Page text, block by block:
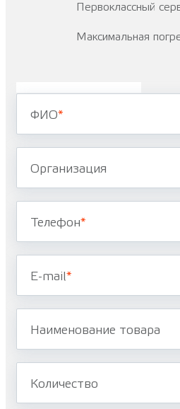
Первоклассный
Максимальная
ФИО*
Организация
Телефон*
E-mail*
Наименование товара
Количество